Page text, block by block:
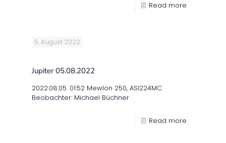
Read more
5. August 2022
Jupiter 05.08.2022
2022.08.05. 01:52 Mewlon 250, ASI224MC
Beobachter: Michael Büchner
Read more